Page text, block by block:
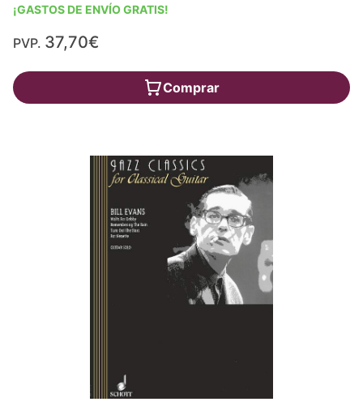
¡GASTOS DE ENVÍO GRATIS!
PVP. 37,70€
Comprar